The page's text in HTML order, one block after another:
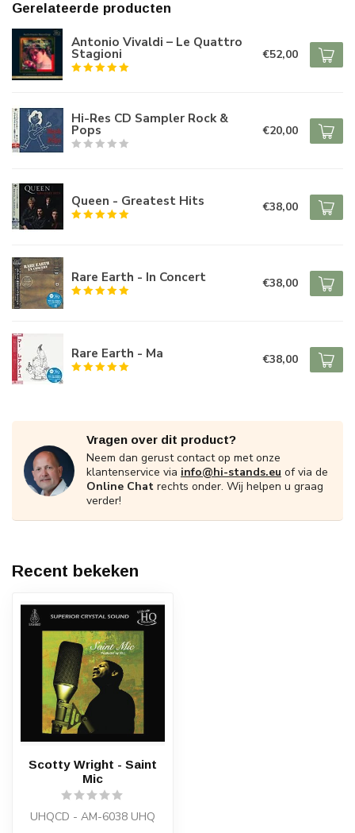
Gerelateerde producten
Antonio Vivaldi – Le Quattro
Stagioni €52,00
Hi-Res CD Sampler Rock &
Pops €20,00
Queen - Greatest Hits €38,00
Rare Earth - In Concert €38,00
Rare Earth - Ma €38,00
Vragen over dit product?
Neem dan gerust contact op met onze
klantenservice via info@hi-stands.eu of via de
Online Chat rechts onder. Wij helpen u graag
verder!
Recent bekeken
Scotty Wright - Saint
Mic
UHQCD - AM-6038 UHQ